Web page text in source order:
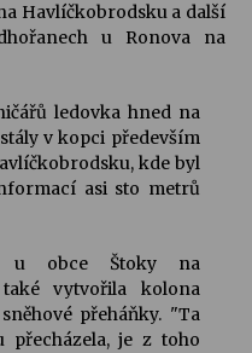
festival Quijotova
8. 2026
Stromovce: Kolchoz a
Rufus Miller
Havlíčkobrodsku a další
u Ronova na
ledovka hned na
v kopci především
kde byl
asi sto metrů
u obce Štoky na
vytvořila kolona
přeháňky. "Ta
přecházela, je z toho